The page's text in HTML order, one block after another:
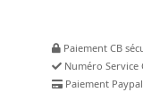
Numéro
Paiement